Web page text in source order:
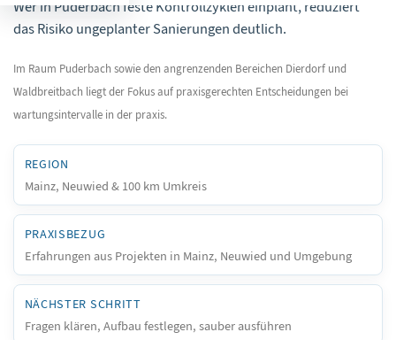
Wer in Puderbach feste Kontrollzyklen einplant, reduziert
das Risiko ungeplanter Sanierungen deutlich.
Im Raum Puderbach sowie den angrenzenden Bereichen Dierdorf und
Waldbreitbach liegt der Fokus auf praxisgerechten Entscheidungen bei
wartungsintervalle in der praxis.
REGION
Mainz, Neuwied & 100 km Umkreis
PRAXISBEZUG
Erfahrungen aus Projekten in Mainz, Neuwied und Umgebung
NÄCHSTER SCHRITT
Fragen klären, Aufbau festlegen, sauber ausführen